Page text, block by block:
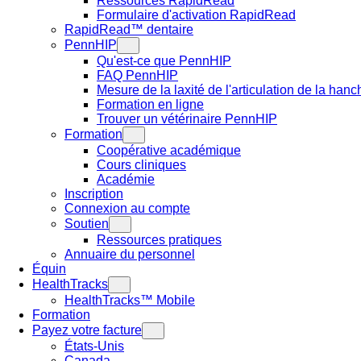
Formulaire d'activation RapidRead
RapidRead™ dentaire
PennHIP
Qu'est-ce que PennHIP
FAQ PennHIP
Mesure de la laxité de l'articulation de la
Formation en ligne
Trouver un vétérinaire PennHIP
Formation
Coopérative académique
Cours cliniques
Académie
Inscription
Connexion au compte
Soutien
Ressources pratiques
Annuaire du personnel
Équin
HealthTracks
HealthTracks™ Mobile
Formation
Payez votre facture
États-Unis